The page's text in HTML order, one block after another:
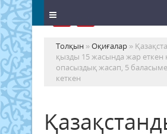
Толқын »Оқиғалар »
қызды 15 жасында жар еткен
опасыздық жасап, 5
кеткен